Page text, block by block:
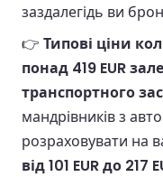
заздалегідь ви
👉 Типові ціни
понад 419 EUR
транспортного
мандрівників з
розраховувати на
від 101 EUR до 217